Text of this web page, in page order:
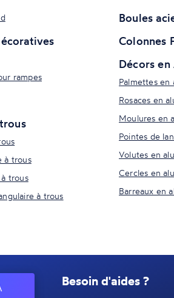
rampes
à trous
trous
à trous
Boules
Colonnes
Décors en
Palmettes en
Rosaces en
Moulures en
Pointes de
Volutes en
Cercles en
Barreaux en
Besoin d'aides ?